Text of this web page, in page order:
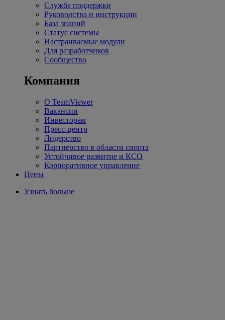
Служба поддержки
Руководства и инструкции
База знаний
Статус системы
Настраиваемые модули
Для разработчиков
Сообщество
Компания
О TeamViewer
Вакансии
Инвесторам
Пресс-центр
Лидерство
Партнерство в области спорта
Устойчивое развитие и КСО
Корпоративное управление
Цены
Узнать больше